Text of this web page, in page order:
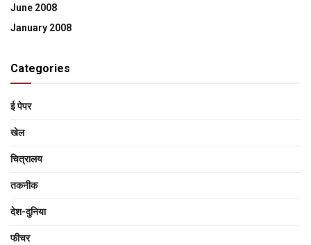
June 2008
January 2008
Categories
ई पेपर
खेल
चित्रालय
तकनीक
देश-दुनिया
फीचर